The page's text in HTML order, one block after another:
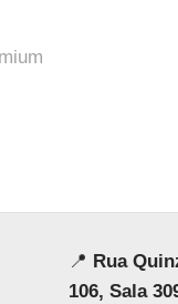
📍 Rua
106, Sala